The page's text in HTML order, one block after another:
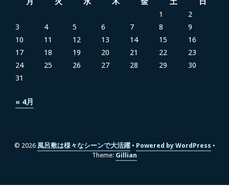
1
2
3
4 5 6 7 8
9
10
11 12 13 14 15
16
17
18 19 20 21 22
23
24
25 26 27 28 29
30
31
« 4月
© 2026 風呂敷は様々なシーンで大活躍
Powered by WordPress
Theme: Gillian